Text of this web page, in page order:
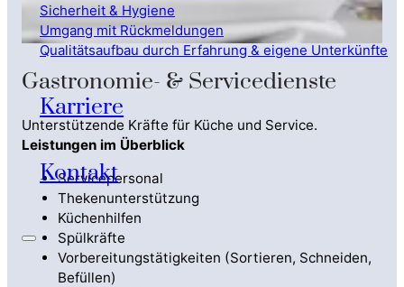
Sicherheit & Hygiene
Umgang mit Rückmeldungen
Qualitätsaufbau durch Erfahrung & eigene Unterkünfte
Karriere
Kontakt
Gastronomie- & Servicedienste
Unterstützende Kräfte für Küche und Service.
Leistungen im Überblick
Servicepersonal
Thekenunterstützung
Küchenhilfen
Spülkräfte
Vorbereitungstätigkeiten (Sortieren, Schneiden,
Befüllen)